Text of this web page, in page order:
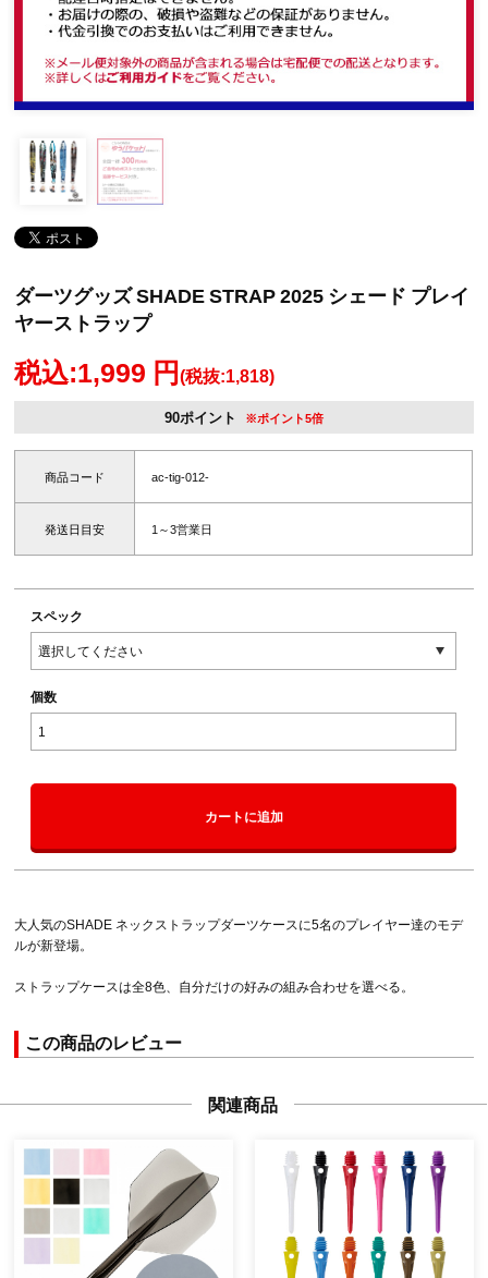
ダーツグッズ SHADE STRAP 2025 シェード プレイ
ヤーストラップ
税込:1,999 円(税抜:1,818)
90ポイント ※ポイント5倍
商品コード ac-tig-012-
発送日目安 1～3営業日
スペック
個数
カートに追加
大人気のSHADE ネックストラップダーツケースに5名のプレイヤー達のモデ
ルが新登場。
ストラップケースは全8色、自分だけの好みの組み合わせを選べる。
この商品のレビュー
関連商品